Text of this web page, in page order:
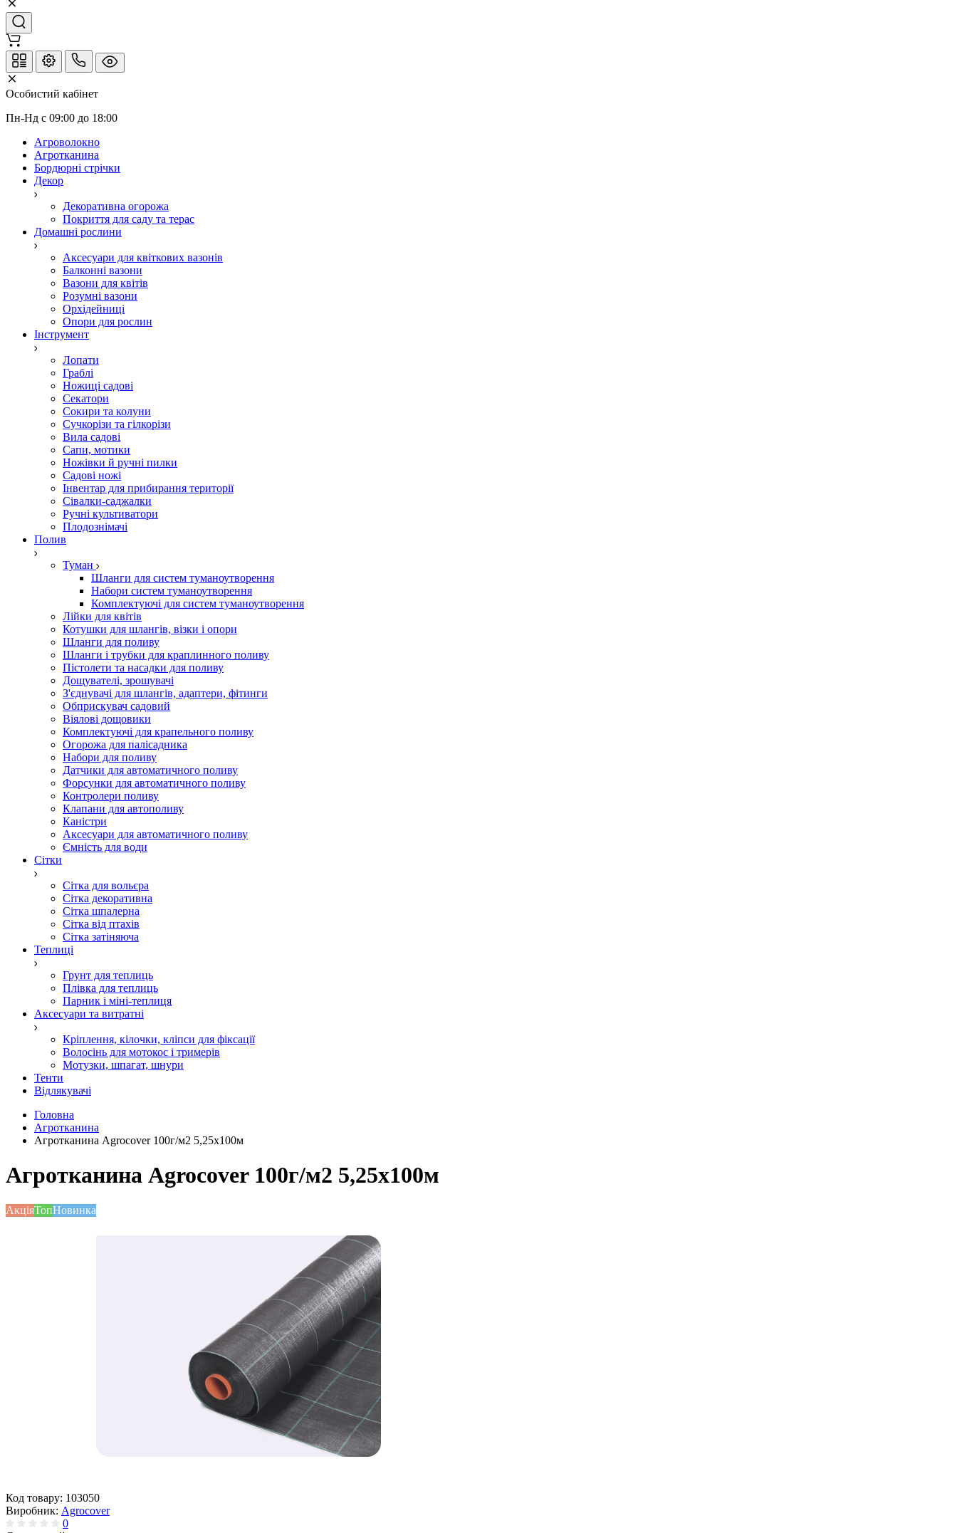
Особистий кабінет
Пн-Нд с 09:00 до 18:00
Агроволокно
Агротканина
Бордюрні стрічки
Декор
Декоративна огорожа
Покриття для саду та терас
Домашні рослини
Аксесуари для квіткових вазонів
Балконні вазони
Вазони для квітів
Розумні вазони
Орхідейниці
Опори для рослин
Інструмент
Лопати
Граблі
Ножиці садові
Секатори
Сокири та колуни
Сучкорізи та гілкорізи
Вила садові
Сапи, мотики
Ножівки й ручні пилки
Садові ножі
Інвентар для прибирання території
Сівалки-саджалки
Ручні культиватори
Плодознімачі
Полив
Туман
Шланги для систем туманоутворення
Набори систем туманоутворення
Комплектуючі для систем туманоутворення
Лійки для квітів
Котушки для шлангів, візки і опори
Шланги для поливу
Шланги і трубки для краплинного поливу
Пістолети та насадки для поливу
Дощувателі, зрошувачі
З'єднувачі для шлангів, адаптери, фітинги
Обприскувач садовий
Віялові дощовики
Комплектуючі для крапельного поливу
Огорожа для палісадника
Набори для поливу
Датчики для автоматичного поливу
Форсунки для автоматичного поливу
Контролери поливу
Клапани для автополиву
Каністри
Аксесуари для автоматичного поливу
Ємність для води
Сітки
Сітка для вольєра
Сітка декоративна
Сітка шпалерна
Сітка від птахів
Сітка затіняюча
Теплиці
Грунт для теплиць
Плівка для теплиць
Парник і міні-теплиця
Аксесуари та витратні
Кріплення, кілочки, кліпси для фіксації
Волосінь для мотокос і тримерів
Мотузки, шпагат, шнури
Тенти
Відлякувачі
Головна
Агротканина
Агротканина Agrocover 100г/м2 5,25x100м
Агротканина Agrocover 100г/м2 5,25x100м
АкціяТопНовинка
Код товару: 103050
Виробник: Agrocover
0